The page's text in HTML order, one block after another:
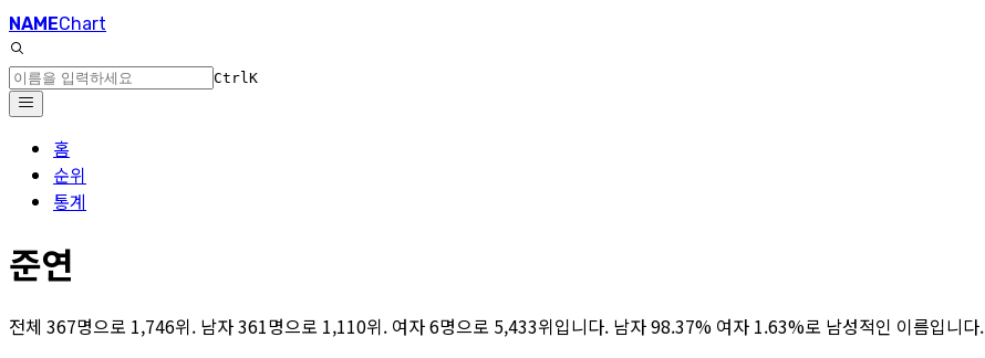
NAMEChart
CtrlK
홈
순위
통계
준연
전체 367명으로 1,746위. 남자 361명으로 1,110위. 여자 6명으로 5,433위입니다. 남자 98.37% 여자 1.63%로 남성적인 이름입니다.